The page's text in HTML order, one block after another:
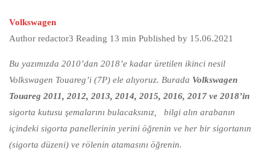
Volkswagen
Author redactor3 Reading 13 min Published by 15.06.2021
Bu yazımızda 2010’dan 2018’e kadar üretilen ikinci nesil
Volkswagen Touareg’i (7P) ele alıyoruz. Burada Volkswagen
Touareg 2011, 2012, 2013, 2014, 2015, 2016, 2017 ve 2018’in
sigorta kutusu şemalarını bulacaksınız,
bilgi alın arabanın
içindeki sigorta panellerinin yerini öğrenin ve her bir sigortanın
(sigorta düzeni) ve rölenin atamasını öğrenin.